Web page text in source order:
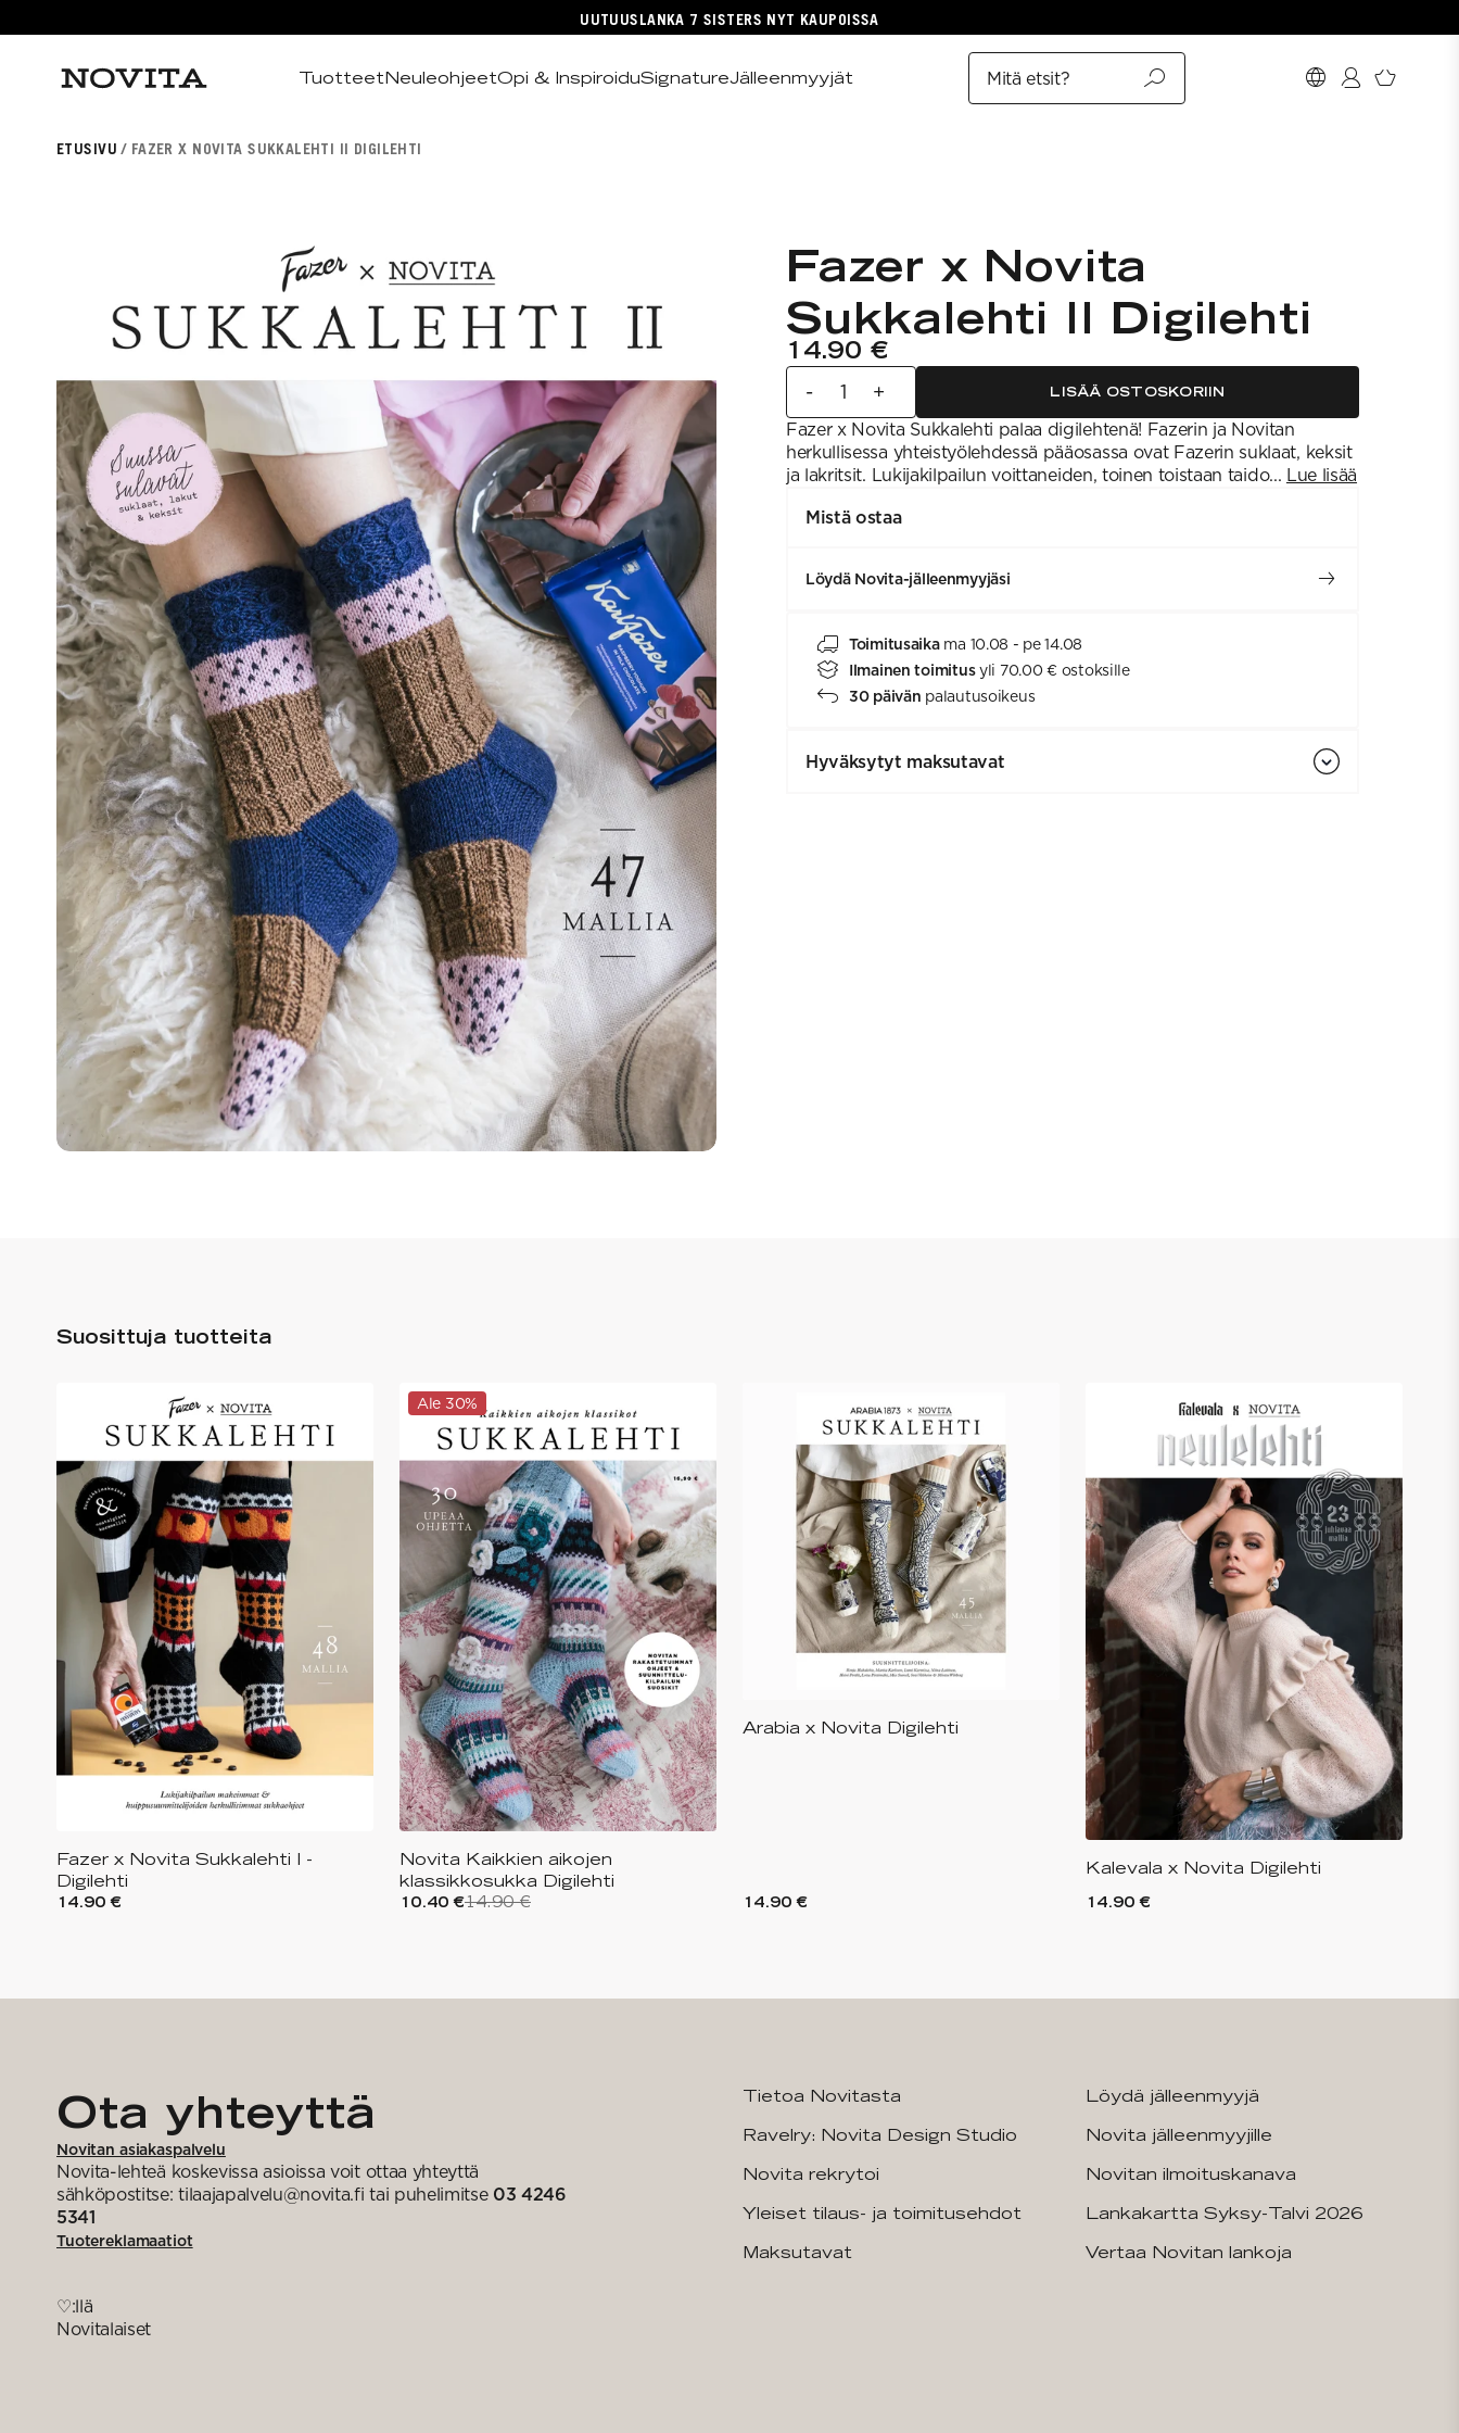
UUTUUSLANKA 7 SISTERS NYT KAUPOISSA
TuotteetNeuleohjeetOpi & InspiroiduSignatureJälleenmyyjät Mitä etsit?
ETUSIVU FAZER X NOVITA SUKKALEHTI II DIGILEHTI
Fazer x Novita
Sukkalehti II Digilehti
14.90 €
- + LISÄÄ OSTOSKORIIN
Fazer x Novita Sukkalehti palaa digilehtenä! Fazerin ja Novitan
herkullisessa yhteistyölehdessä pääosassa ovat Fazerin suklaat, keksit
ja lakritsit. Lukijakilpailun voittaneiden, toinen toistaan taido... Lue lisää
Mistä ostaa
Löydä Novita-jälleenmyyjäsi
Toimitusaika ma 10.08 - pe 14.08
Ilmainen toimitus yli 70.00 € ostoksille
30 päivän palautusoikeus
Hyväksytyt maksutavat
Suosittuja tuotteita
Fazer x Novita Sukkalehti I -
Digilehti
14.90 €
Ale 30%
Novita Kaikkien aikojen
klassikkosukka Digilehti
10.40 €14.90 €
Arabia x Novita Digilehti
14.90 €
Kalevala x Novita Digilehti
14.90 €
Ota yhteyttä
Novitan asiakaspalvelu
Novita-lehteä koskevissa asioissa voit ottaa yhteyttä
sähköpostitse: tilaajapalvelu@novita.fi tai puhelimitse 03 4246
5341
Tuotereklamaatiot
♡:llä
Novitalaiset
Tietoa Novitasta
Ravelry: Novita Design Studio
Novita rekrytoi
Yleiset tilaus- ja toimitusehdot
Maksutavat
Löydä jälleenmyyjä
Novita jälleenmyyjille
Novitan ilmoituskanava
Lankakartta Syksy-Talvi 2026
Vertaa Novitan lankoja